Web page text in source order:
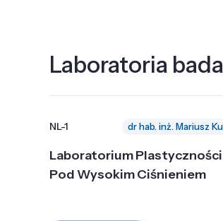
Laboratoria
NL-1 dr hab. inż. Mariusz
Laboratorium Plastyczności
Pod Wysokim Ciśnieniem